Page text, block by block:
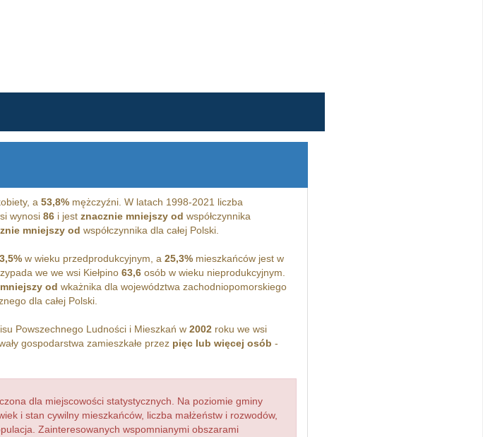
a 53,8%mężczyźni. W latach 1998-2021 liczba
wynosi 86i jest znacznie mniejszy od współczynnika
mniejszy od współczynnika dla całej Polski.
w wieku przedprodukcyjnym, a 25,3%mieszkańców jest w
we we wsi Kiełpino 63,6osób w wieku nieprodukcyjnym.
od wkażnika dla województwa zachodniopomorskiego
dla całej Polski.
Powszechnego Ludności i Mieszkań w 2002roku we wsi
gospodarstwa zamieszkałe przez pięc lub więcej osób -
dla miejscowości statystycznych. Na poziomie gminy
i stan cywilny mieszkańców, liczba małżeństw i rozwodów,
Zainteresowanych wspomnianymi obszarami